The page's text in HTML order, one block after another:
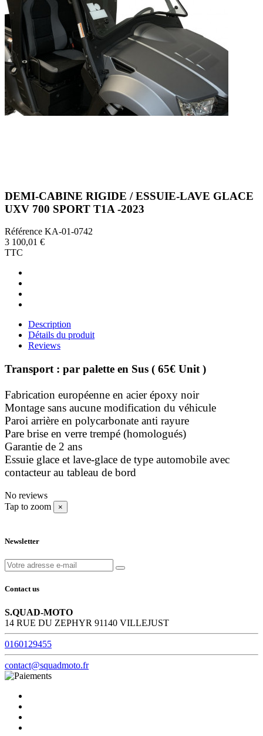
DEMI-CABINE RIGIDE / ESSUIE-LAVE GLACE
UXV 700 SPORT T1A -2023
Référence KA-01-0742
3 100,01 €
TTC
Description
Détails du produit
Reviews
Transport : par palette en Sus ( 65€ Unit )
Fabrication européenne en acier époxy noir
Montage sans aucune modification du véhicule
Paroi arrière en polycarbonate anti rayure
Pare brise en verre trempé (homologués)
Garantie de 2 ans
Essuie glace et lave-glace de type automobile avec
contacteur au tableau de bord
No reviews
Tap to zoom
×
Newsletter
Contact us
S.QUAD-MOTO
14 RUE DU ZEPHYR 91140 VILLEJUST
0160129455
contact@squadmoto.fr